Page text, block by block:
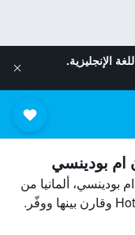
الإنجليزية.
ام بودينسي
ألمانيا من